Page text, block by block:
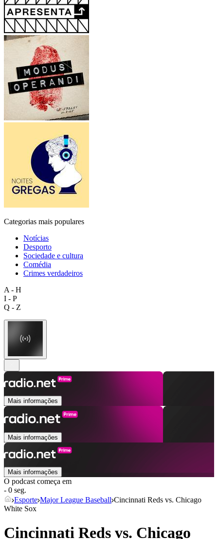
Categorias mais populares
Notícias
Desporto
Sociedade e cultura
Comédia
Crimes verdadeiros
A - H
I - P
Q - Z
Mais informações
Mais informações
Mais informações
O podcast começa em
- 0 seg.
Esporte Major League Baseball Cincinnati Reds vs. Chicago
White Sox
Cincinnati Reds vs. Chicago